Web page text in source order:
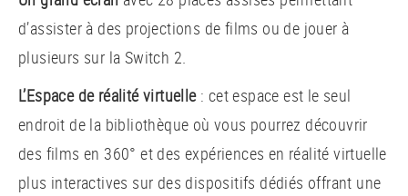
d’assister à des projections de films ou de jouer à
plusieurs sur la Switch 2.
L’Espace de réalité virtuelle: cet espace est le seul
endroit de la bibliothèque où vous pourrez découvrir
des films en 360° et des expériences en réalité virtuelle
plus interactives sur des dispositifs dédiés offrant une